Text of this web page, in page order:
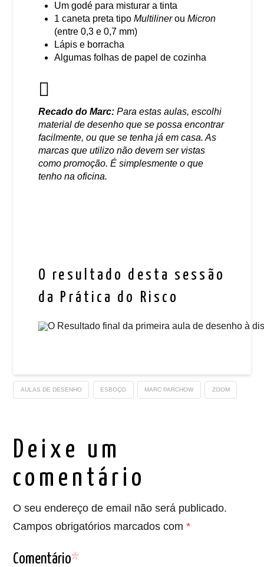
Um godé para misturar a tinta
1 caneta preta tipo Multilinerou Micron
(entre 0,3 e 0,7 mm)
Lápis e borracha
Algumas folhas de papel de cozinha
Recado do Marc: Para estas aulas, escolhi
material de desenho que se possa encontrar
facilmente, ou que se tenha já em casa. As
marcas que utilizo não devem ser vistas
como promoção. É simplesmente o que
tenho na oficina.
O resultado desta sessão
da Prática do Risco
AULAS DE DESENHO ESBOÇO MARC PARCHOW ZOOM
Deixe um
comentário
O seu endereço de email não será publicado.
Campos obrigatórios marcados com*
Comentário*